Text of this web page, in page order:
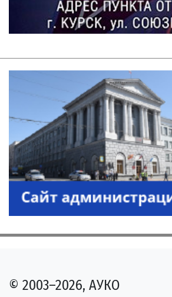
© 2003–2026, АУКО